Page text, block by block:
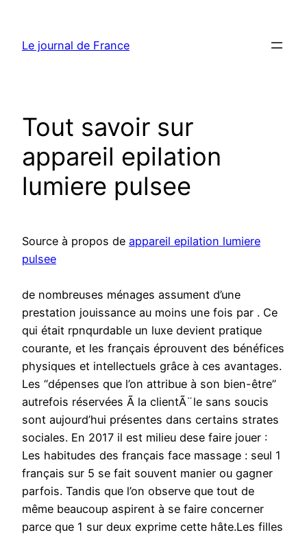
contenu
Le journal de France
Tout savoir sur
appareil epilation
lumiere pulsee
Source à propos de appareil epilation lumiere
pulsee
de nombreuses ménages assument d’une
prestation jouissance au moins une fois par . Ce
qui était rpnqurdable un luxe devient pratique
courante, et les français éprouvent des bénéfices
physiques et intellectuels grâce à ces avantages.
Les “dépenses que l’on attribue à son bien-être”
autrefois réservées Ã la clientÃ¨le sans soucis
sont aujourd’hui présentes dans certains strates
sociales. En 2017 il est milieu dese faire jouer :
Les habitudes des français face massage : seul 1
français sur 5 se fait souvent manier ou gagner
parfois. Tandis que l’on observe que tout de
même beaucoup aspirent à se faire concerner
parce que 1 sur deux exprime cette hâte.Les filles